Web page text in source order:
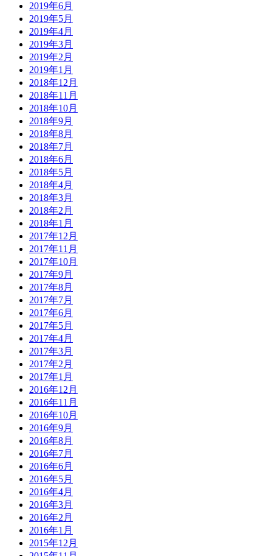
2019年6月
2019年5月
2019年4月
2019年3月
2019年2月
2019年1月
2018年12月
2018年11月
2018年10月
2018年9月
2018年8月
2018年7月
2018年6月
2018年5月
2018年4月
2018年3月
2018年2月
2018年1月
2017年12月
2017年11月
2017年10月
2017年9月
2017年8月
2017年7月
2017年6月
2017年5月
2017年4月
2017年3月
2017年2月
2017年1月
2016年12月
2016年11月
2016年10月
2016年9月
2016年8月
2016年7月
2016年6月
2016年5月
2016年4月
2016年3月
2016年2月
2016年1月
2015年12月